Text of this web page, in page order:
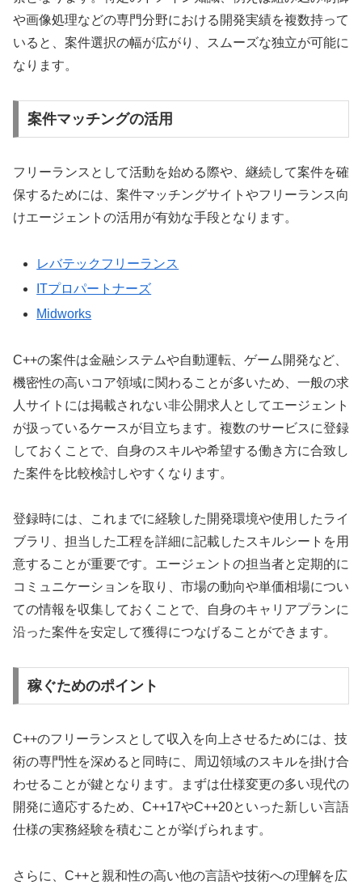
や画像処理などの専門分野における開発実績を複数持って
いると、案件選択の幅が広がり、スムーズな独立が可能に
なります。
案件マッチングの活用
フリーランスとして活動を始める際や、継続して案件を確
保するためには、案件マッチングサイトやフリーランス向
けエージェントの活用が有効な手段となります。
レバテックフリーランス
ITプロパートナーズ
Midworks
C++の案件は金融システムや自動運転、ゲーム開発など、
機密性の高いコア領域に関わることが多いため、一般の求
人サイトには掲載されない非公開求人としてエージェント
が扱っているケースが目立ちます。複数のサービスに登録
しておくことで、自身のスキルや希望する働き方に合致し
た案件を比較検討しやすくなります。
登録時には、これまでに経験した開発環境や使用したライ
ブラリ、担当した工程を詳細に記載したスキルシートを用
意することが重要です。エージェントの担当者と定期的に
コミュニケーションを取り、市場の動向や単価相場につい
ての情報を収集しておくことで、自身のキャリアプランに
沿った案件を安定して獲得につなげることができます。
稼ぐためのポイント
C++のフリーランスとして収入を向上させるためには、技
術の専門性を深めると同時に、周辺領域のスキルを掛け合
わせることが鍵となります。まずは仕様変更の多い現代の
開発に適応するため、C++17やC++20といった新しい言語
仕様の実務経験を積むことが挙げられます。
さらに、C++と親和性の高い他の言語や技術への理解を広